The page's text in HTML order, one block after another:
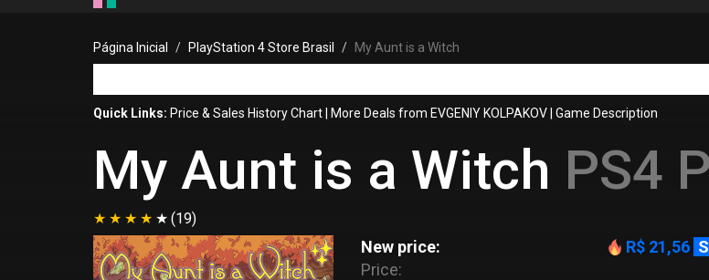
Página Inicial PlayStation 4 Store Brasil My Aunt is a Witch
Quick Links: Price & Sales History Chart More Deals from EVGENIY KOLPAKOV Game Description
My Aunt is a Witch PS4
(19)
New price: R$ 21,56
Price: